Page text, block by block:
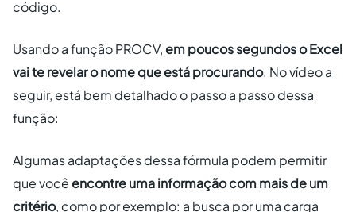
código.
Usando a função PROCV, em poucos segundos o Excel
vai te revelar o nome que está procurando. No vídeo a
seguir, está bem detalhado o passo a passo dessa
função:
Algumas adaptações dessa fórmula podem permitir
que você encontre uma informação com mais de um
critério, como por exemplo: a busca por uma carga